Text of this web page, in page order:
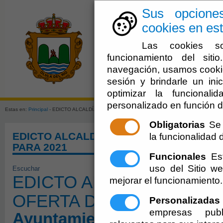
Sus
cookies en
Las cookies
funcionamiento del
navegación, usamos
sesión y brindarle un
optimizar la
personalizado en función
Obligatorias
la funcionalidad
Funcionales
uso del Sitio
mejorar el funcionamiento.
Personalizadas
empresas
El
Estas en: Principal - EDICTO ALCALDÍA SOBRE APROBACIÓN OFERTA DE EMPLEO
EDICTO ALCALDÍA SOBRE
PARA 2021
Escuchar
EDICTO ALCALDÍA
OFERTA DE EMPLEO
Ayuntamiento de Olula del